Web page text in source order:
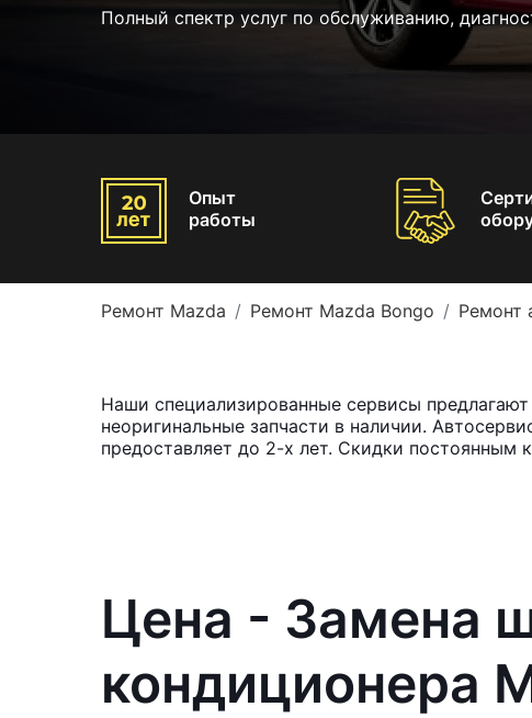
Полный спектр услуг по обслуживанию,
Опыт
работы
Ремонт Mazda Ремонт Mazda Bongo Ремонт
Наши специализированные сервисы
неоригинальные запчасти в наличии.
предоставляет до 2-х лет. Скидки постоянным
Цена - Замена
кондиционера